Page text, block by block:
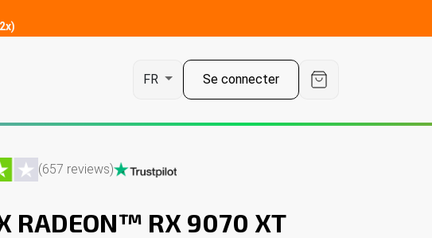
FR Se connecter
(657 reviews)
RADEON™ RX 9070 XT